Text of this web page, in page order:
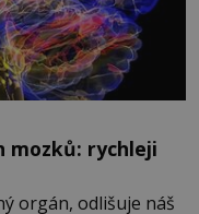
mozků: rychleji
orgán, odlišuje náš